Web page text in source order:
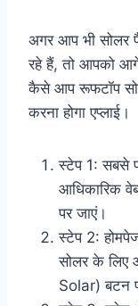
अगर आप भी सोलर
रहे हैं, तो आपको
कैसे आप रूफटॉप
करना होगा एप्लाई।
स्टेप 1: सबसे
आधिकारिक
पर जाएं।
स्टेप 2:
सोलर के
Solar) बटन